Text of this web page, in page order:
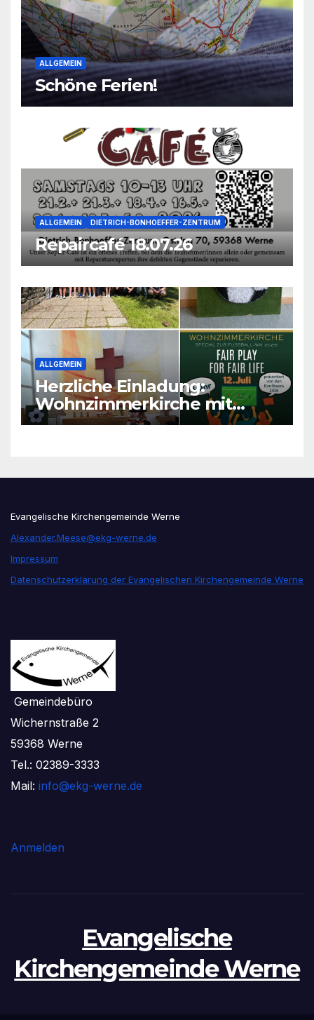
ALLGEMEIN
Schöne Ferien!
ALLGEMEIN DIETRICH-BONHOEFFER-ZENTRUM
Repaircafé 18.07.26
ALLGEMEIN
Herzliche Einladung:
Wohnzimmerkirche mit
unseren Konfis
Evangelische Kirchengemeinde Werne
Alexander.Meese@ekg-werne.de
Impressum
Datenschutzerklärung der Evangelischen Kirchengemeinde Werne
Gemeindebüro
Wichernstraße 2
59368 Werne
Tel.: 02389-3333
Mail: info@ekg-werne.de
Anmelden
Evangelische
Kirchengemeinde Werne